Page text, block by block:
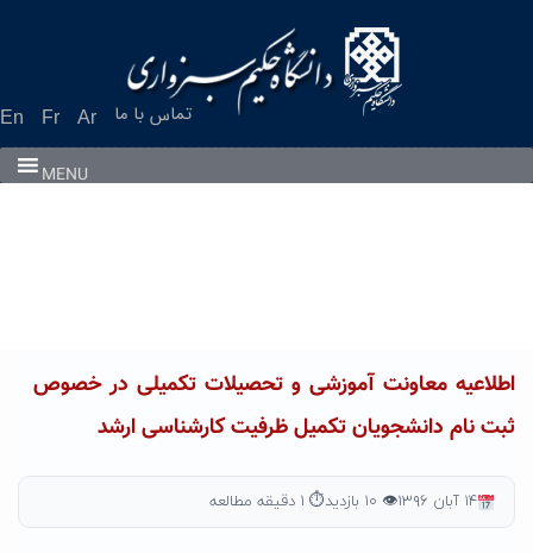
En Fr Ar تماس با ما
MENU
اطلاعیه معاونت آموزشی و تحصیلات تکمیلی در خصوص
ثبت نام دانشجویان تکمیل ظرفیت کارشناسی ارشد
۱۴ آبان ۱۳۹۶ 👁 ۱۰ بازدید ⏱ ۱ دقیقه مطالعه